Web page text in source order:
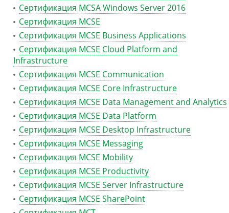
Сертификация MCSA Windows Server 2016
Сертификация MCSE
Сертификация MCSE Business Applications
Сертификация MCSE Cloud Platform and
Infrastructure
Сертификация MCSE Communication
Сертификация MCSE Core Infrastructure
Сертификация MCSE Data Management and Analytics
Сертификация MCSE Data Platform
Сертификация MCSE Desktop Infrastructure
Сертификация MCSE Messaging
Сертификация MCSE Mobility
Сертификация MCSE Productivity
Сертификация MCSE Server Infrastructure
Сертификация MCSE SharePoint